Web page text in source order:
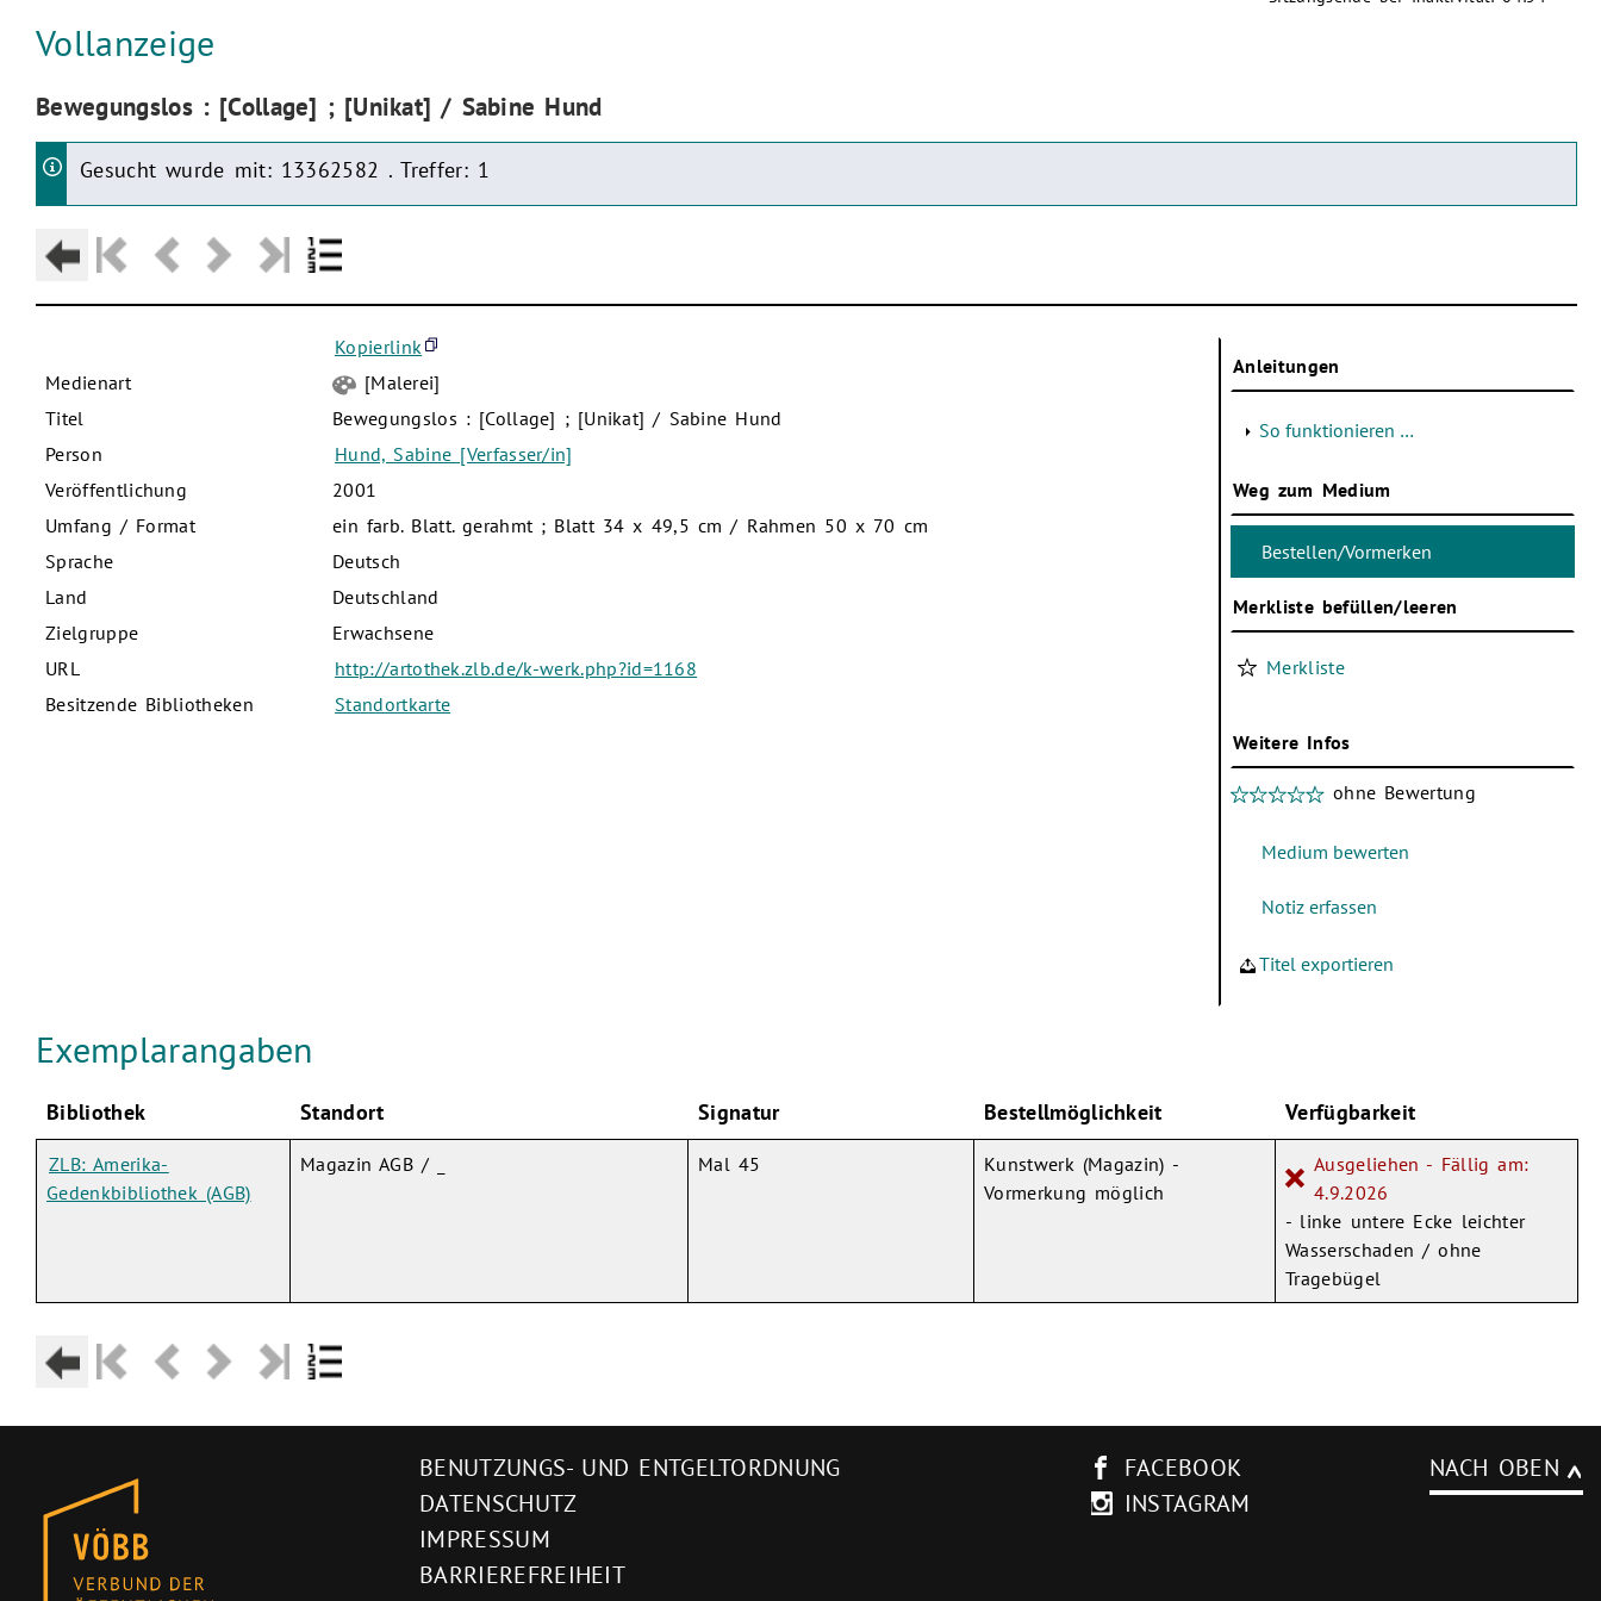
Aktuelle Seite:
Vollanzeige
Aktuelle Seite:
Bewegungslos : [Collage] ; [Unikat] / Sabine Hund
Gesucht wurde mit: 13362582 . Treffer: 1
Kopierlink
Medienart
[Malerei]
Titel
Bewegungslos : [Collage] ; [Unikat] / Sabine Hund
Person
Hund, Sabine [Verfasser/in]
Veröffentlichung
2001
Umfang / Format
ein farb. Blatt. gerahmt ; Blatt 34 x 49,5 cm / Rahmen 50 x 70 cm
Sprache
Deutsch
Land
Deutschland
Zielgruppe
Erwachsene
URL
http://artothek.zlb.de/k-werk.php?id=1168
Besitzende Bibliotheken
Standortkarte
Anleitungen
So funktionieren …
Weg zum Medium
Merkliste befüllen/leeren
Merkliste
Weitere Infos
ohne Bewertung
Titel exportieren
Exemplarangaben
Bibliothek Standort Signatur Bestellmöglichkeit Verfügbarkeit
ZLB: Amerika-
Gedenkbibliothek (AGB)
Magazin AGB / _ Mal 45
Kunstwerk (Magazin) -
Vormerkung möglich
Ausgeliehen - Fällig am:
4.9.2026
- linke untere Ecke leichter
Wasserschaden / ohne
Tragebügel
BENUTZUNGS- UND ENTGELTORDNUNG
DATENSCHUTZ
IMPRESSUM
BARRIEREFREIHEIT
FACEBOOK
INSTAGRAM
NACH OBEN